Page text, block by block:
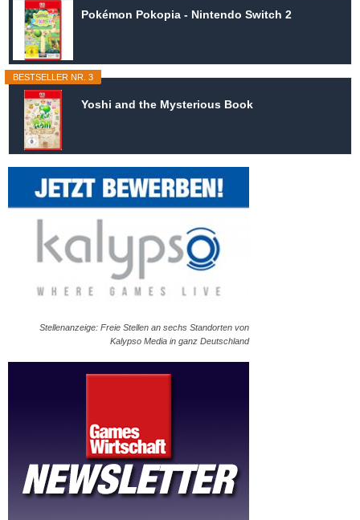
Pokémon Pokopia - Nintendo Switch 2
BESTSELLER NR. 3
Yoshi and the Mysterious Book
Stellenanzeige: Freie Stellen an sechs Standorten von
Kalypso Media in ganz Deutschland